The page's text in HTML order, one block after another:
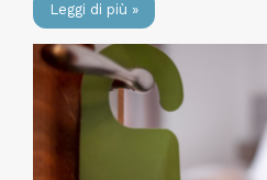
Leggi di più »